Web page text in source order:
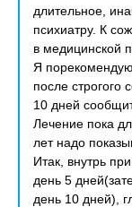
длительное,
психиатру. К
в медицинской
Я
после строгого
10 дней
Лечение пока
лет надо
Итак, внутрь
день 5
день 10 дней),